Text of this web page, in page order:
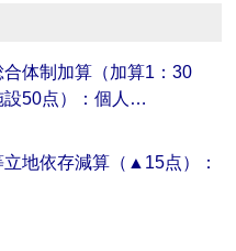
合体制加算（加算1：30
設50点）：個人…
立地依存減算（▲15点）：